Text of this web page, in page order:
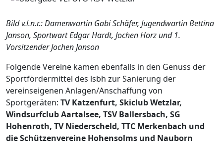
Bild v.l.n.r.: Damenwartin Gabi Schäfer, Jugendwartin Bettina
Janson, Sportwart Edgar Hardt, Jochen Horz und 1.
Vorsitzender Jochen Janson
Folgende Vereine kamen ebenfalls in den Genuss der
Sportfördermittel des lsbh zur Sanierung der
vereinseigenen Anlagen/Anschaffung von
Sportgeräten: TV Katzenfurt, Skiclub Wetzlar,
Windsurfclub Aartalsee, TSV Ballersbach, SG
Hohenroth, TV Niederscheld, TTC Merkenbach und
die Schützenvereine Hohensolms und Nauborn